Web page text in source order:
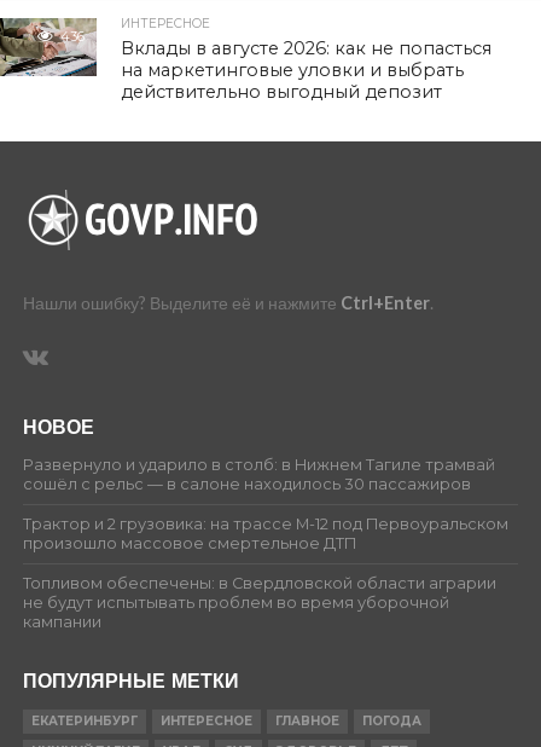
436
ИНТЕРЕСНОЕ
Вклады в августе 2026: как не попасться
на маркетинговые уловки и выбрать
действительно выгодный депозит
Нашли ошибку? Выделите её и нажмите Ctrl+Enter.
НОВОЕ
Развернуло и ударило в столб: в Нижнем Тагиле трамвай
сошёл с рельс — в салоне находилось 30 пассажиров
Трактор и 2 грузовика: на трассе М-12 под Первоуральском
произошло массовое смертельное ДТП
Топливом обеспечены: в Свердловской области аграрии
не будут испытывать проблем во время уборочной
кампании
ПОПУЛЯРНЫЕ МЕТКИ
ЕКАТЕРИНБУРГ ИНТЕРЕСНОЕ ГЛАВНОЕ
ПОГОДА